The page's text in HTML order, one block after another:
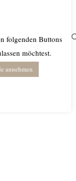
folgenden Buttons
möchtest.
annehmen